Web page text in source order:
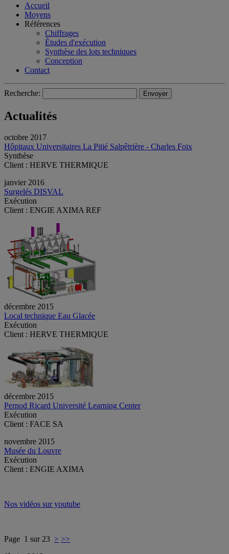
Accueil
Moyens
Références
Chiffrages
Études d'exécution
Synthèse des lots techniques
Conception
Contact
Recherche:
Actualités
octobre 2017
Hôpitaux Universitaires La Pitié Salpêtrière - Charles Foix
Synthèse
Client : HERVE THERMIQUE
janvier 2016
Surgelés DISVAL
Exécution
Client : ENGIE AXIMA REF
décembre 2015
Local technique Eau Glacée
Exécution
Client : HERVE THERMIQUE
décembre 2015
Pernod Ricard Université Learning Center
Exécution
Client : FACE SA
novembre 2015
Musée du Louvre
Exécution
Client : ENGIE AXIMA
Nos vidéos sur youtube
Page 1 sur 23 > >>